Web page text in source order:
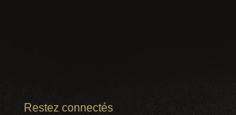
Restez connectés